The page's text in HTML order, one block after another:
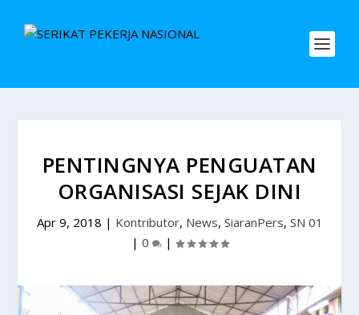
PENTINGNYA PENGUATAN
ORGANISASI SEJAK DINI
Apr 9, 2018 | Kontributor, News, SiaranPers, SN 01
| 0 |